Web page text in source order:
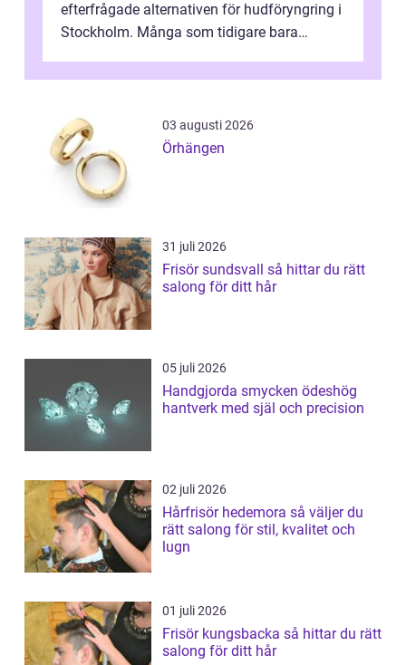
efterfrågade alternativen för hudföryngring i
Stockholm. Många som tidigare bara
03 augusti 2026
Örhängen
31 juli 2026
Frisör sundsvall så hittar du rätt
salong för ditt hår
05 juli 2026
Handgjorda smycken ödeshög
hantverk med själ och precision
02 juli 2026
Hårfrisör hedemora så väljer du
rätt salong för stil, kvalitet och
lugn
01 juli 2026
Frisör kungsbacka så hittar du rätt
salong för ditt hår